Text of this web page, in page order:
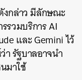
งกล่าว มีลักษณะ
รวมบริการ AI
และ Gemini ไว้
รัฐบาลอาจนำ
มาใช้